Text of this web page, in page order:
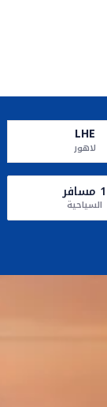
LHE
لاهور
1 مسافر
السياحية